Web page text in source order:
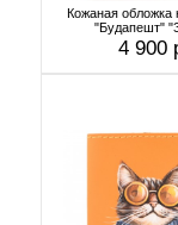
Кожаная обложка
"Будапешт"
4 900